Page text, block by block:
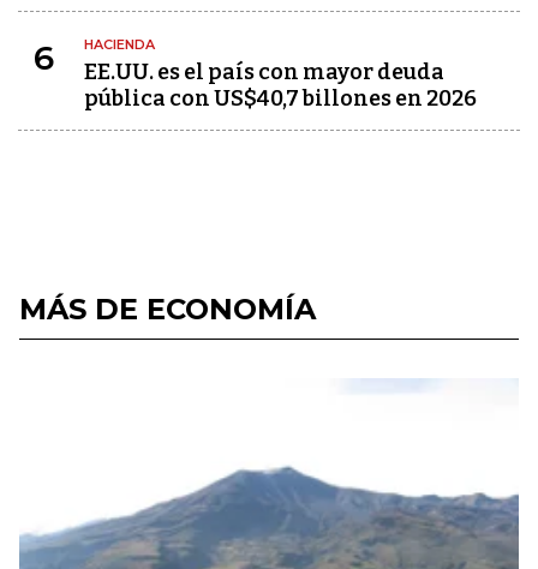
6 HACIENDA
EE.UU. es el país con mayor deuda
pública con US$40,7 billones en 2026
MÁS DE ECONOMÍA